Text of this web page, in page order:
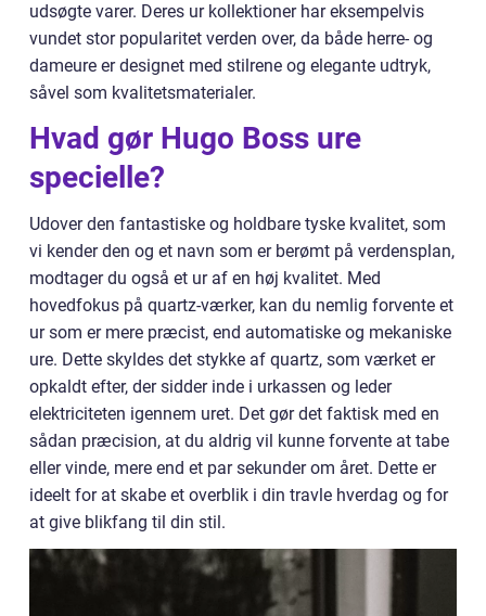
udsøgte varer. Deres ur kollektioner har eksempelvis
vundet stor popularitet verden over, da både herre- og
dameure er designet med stilrene og elegante udtryk,
såvel som kvalitetsmaterialer.
Hvad gør Hugo Boss ure
specielle?
Udover den fantastiske og holdbare tyske kvalitet, som
vi kender den og et navn som er berømt på verdensplan,
modtager du også et ur af en høj kvalitet. Med
hovedfokus på quartz-værker, kan du nemlig forvente et
ur som er mere præcist, end automatiske og mekaniske
ure. Dette skyldes det stykke af quartz, som værket er
opkaldt efter, der sidder inde i urkassen og leder
elektriciteten igennem uret. Det gør det faktisk med en
sådan præcision, at du aldrig vil kunne forvente at tabe
eller vinde, mere end et par sekunder om året. Dette er
ideelt for at skabe et overblik i din travle hverdag og for
at give blikfang til din stil.